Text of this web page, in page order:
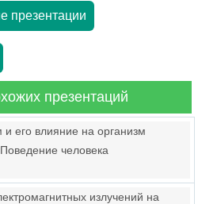
презентации
презентаций
и его влияние на организм
человека
излучений на